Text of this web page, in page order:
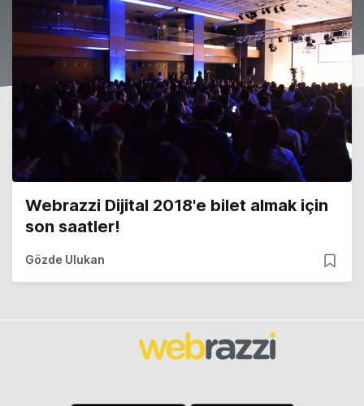
Webrazzi Dijital 2018'e bilet almak için
son saatler!
Gözde Ulukan